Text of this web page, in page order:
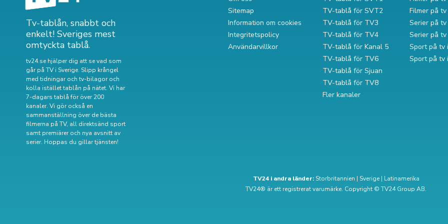
Tv-tablån, snabbt och
enkelt! Sveriges mest
omtyckta tablå.
tv24.se hjälper dig att se vad som
går på TV i Sverige. Slipp krångel
med tidningar och tv-bilagor och
kolla istället tablån på nätet. Vi har
7-dagars tablå för över 200
kanaler. Vi gör också en
sammanställning överde bästa
filmerna på TV, all direktsänd sport
samt premiärer och nya avsnitt av
serier. Hoppas du gillar tjänsten!
Sitemap
Information om cookies
Integritetspolicy
Användarvillkor
TV-tablå för SVT2
TV-tablå för TV3
TV-tablå för TV4
TV-tablå för Kanal 5
TV-tablå för TV6
TV-tablå för Sjuan
TV-tablå för TV8
Fler kanaler
Filmer på
Serier på
Serier på
Sport på tv
Sport på tv
TV24 i andra länder: Storbritannien | Sverige| Latinamerika
TV24® är ett registrerat varumärke. Copyright © TV24 Group AB.